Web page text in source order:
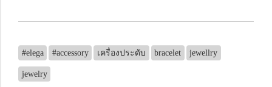
#elega #accessory เครื่องประดับ bracelet jewellry
jewelry